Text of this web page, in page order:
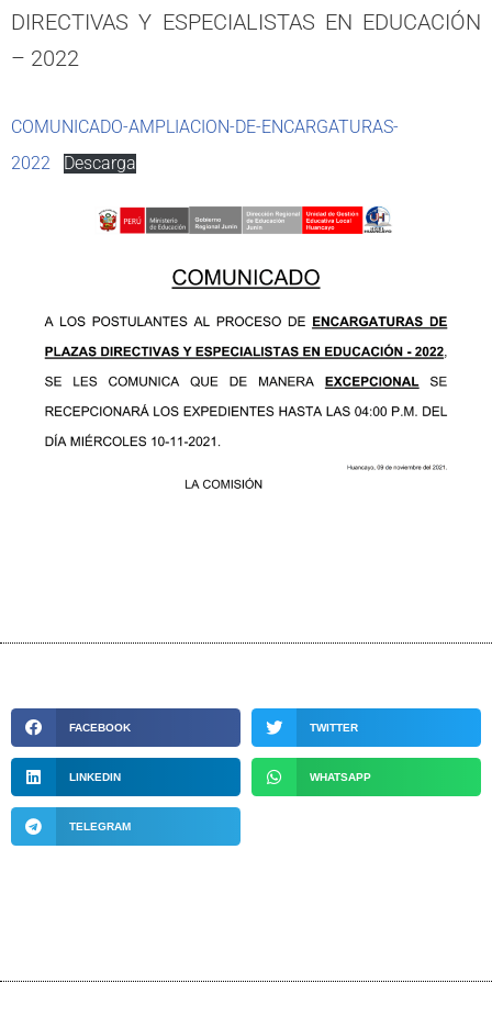
DIRECTIVAS Y ESPECIALISTAS EN EDUCACIÓN
– 2022
COMUNICADO-AMPLIACION-DE-ENCARGATURAS-
2022
Descarga
FACEBOOK TWITTER
LINKEDIN WHATSAPP
TELEGRAM